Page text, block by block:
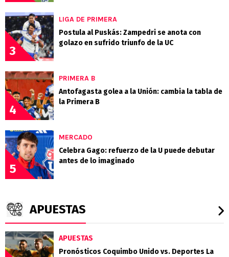
3
LIGA DE PRIMERA
Postula al Puskás: Zampedri se anota con
golazo en sufrido triunfo de la UC
4
PRIMERA B
Antofagasta golea a la Unión: cambia la tabla de
la Primera B
5
MERCADO
Celebra Gago: refuerzo de la U puede debutar
antes de lo imaginado
APUESTAS
APUESTAS
Pronósticos Coquimbo Unido vs. Deportes La